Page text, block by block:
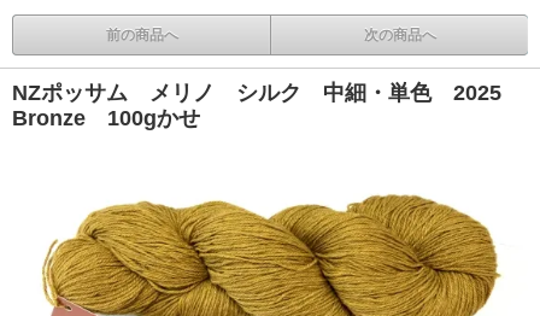
前の商品へ 次の商品へ
NZポッサム メリノ シルク 中細・単色 2025
Bronze 100gかせ